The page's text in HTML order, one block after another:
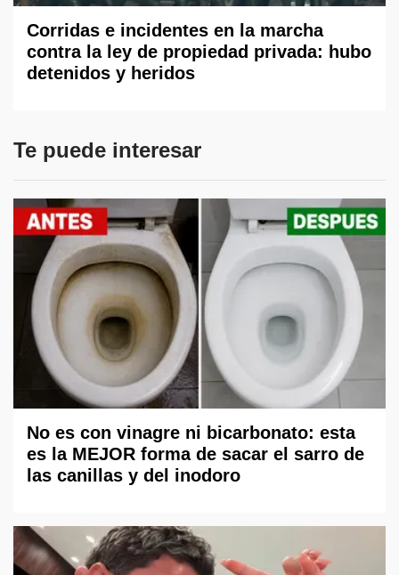
Corridas e incidentes en la marcha
contra la ley de propiedad privada: hubo
detenidos y heridos
Te puede interesar
No es con vinagre ni bicarbonato: esta
es la MEJOR forma de sacar el sarro de
las canillas y del inodoro